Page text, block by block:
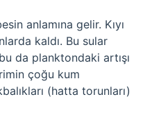
anlamına gelir. Kıyı
kaldı. Bu sular
da planktondaki artışı
çoğu kum
(hatta torunları)